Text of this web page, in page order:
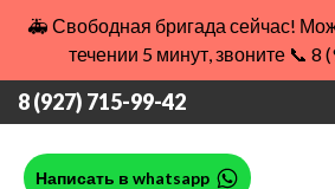
🚑 Свободная бригада сейчас!
течении 5 минут, звоните 📞 8
8 (927) 715-99-42
Написать в whatsapp